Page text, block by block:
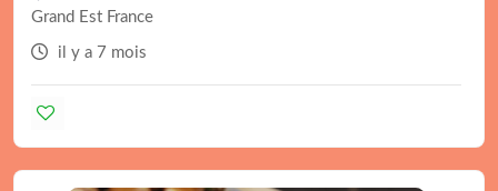
Grand Est France
il y a 7 mois